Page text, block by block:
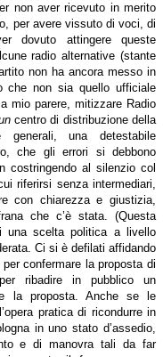
non aver ricevuto in merito
per avere vissuto di voci, di
dovuto attingere queste
radio alternative (stante
non ha ancora messo in
che non sia quello ufficiale
mio parere, mitizzare Radio
centro di distribuzione della
una detestabile
che gli errori si debbono
costringendo al silenzio col
riferirsi senza intermediari,
con chiarezza e giustizia,
che c’è stata. (Questa
una scelta politica a livello
Ci si è defilati affidando
confermare la proposta di
ribadire in pubblico un
la proposta. Anche se le
pratica di ricondurre in
in uno stato d’assedio,
e di manovra tali da far